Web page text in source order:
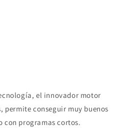
el innovador motor
permite conseguir muy buenos
con programas cortos.